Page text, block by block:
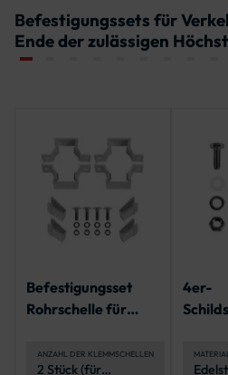
Befestigungssets für
Ende der zulässigen
Befestigungsset
Rohrschelle für
Schilder
ANZAHL DER KLEMMSCHELLEN
2 Stück (für
4er-
eines
MATERIAL